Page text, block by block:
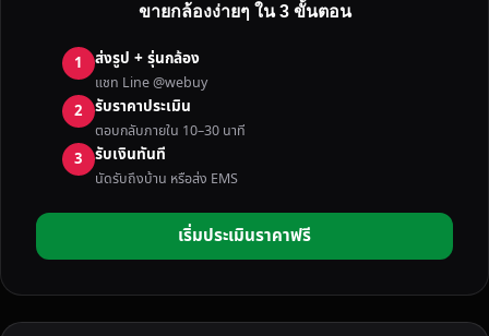
ย
ก
ล้
อ
ง
มื
ใ
น
ขายกล้องง่ายๆ ใน 3 ขั้นตอน
1 ส่งรูป + รุ่นกล้อง
แชท Line @webuy
2 รับราคาประเมิน
ตอบกลับภายใน 10–30 นาที
3 รับเงินทันที
นัดรับถึงบ้าน หรือส่ง EMS
เริ่มประเมินราคาฟรี